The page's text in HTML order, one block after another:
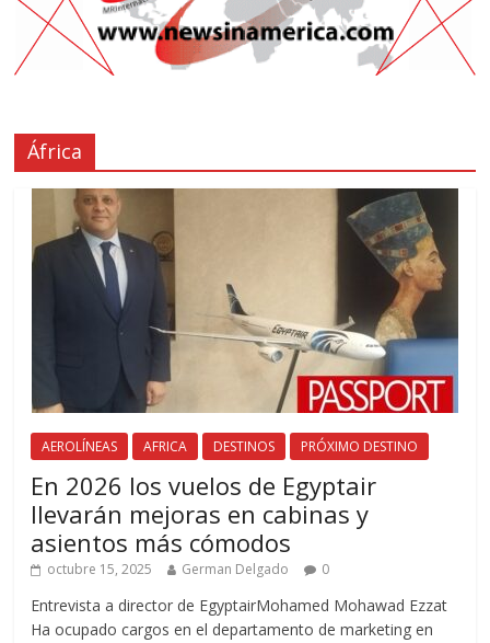
África
AEROLÍNEAS AFRICA DESTINOS PRÓXIMO DESTINO
En 2026 los vuelos de Egyptair
llevarán mejoras en cabinas y
asientos más cómodos
octubre 15, 2025 German Delgado 0
Entrevista a director de EgyptairMohamed Mohawad Ezzat
Ha ocupado cargos en el departamento de marketing en